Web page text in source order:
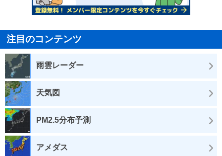
注目のコンテンツ
雨雲レーダー
天気図
PM2.5分布予測
アメダス